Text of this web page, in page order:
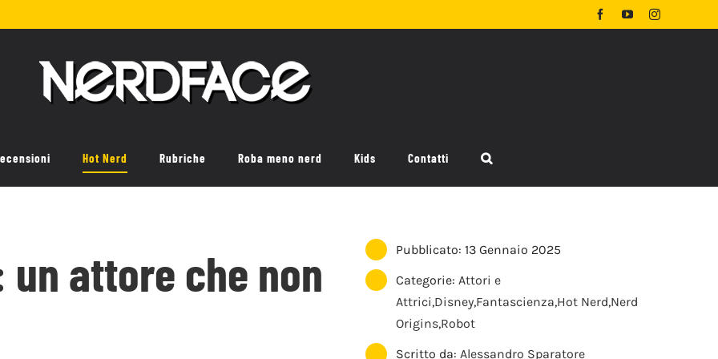
FacebookYouTubeInstagram
Hot Nerd Rubriche Roba meno nerd Kids Contatti
attore che non
Pubblicato: 13 Gennaio 2025
Categorie:Attori e
Attrici,Disney,Fantascienza,Hot Nerd,Nerd
Origins,Robot
Scritto da:Alessandro Sparatore